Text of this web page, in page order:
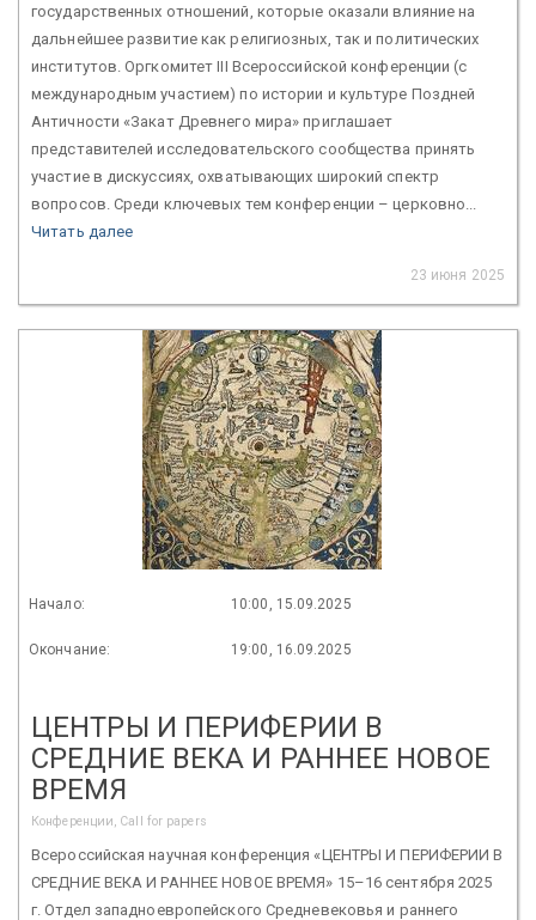
государственных отношений, которые оказали влияние на
дальнейшее развитие как религиозных, так и политических
институтов. Оргкомитет III Всероссийской конференции (с
международным участием) по истории и культуре Поздней
Античности «Закат Древнего мира» приглашает
представителей исследовательского сообщества принять
участие в дискуссиях, охватывающих широкий спектр
вопросов. Среди ключевых тем конференции – церковно...
Читать далее
23 июня 2025
Начало: 10:00, 15.09.2025
Окончание: 19:00, 16.09.2025
ЦЕНТРЫ И ПЕРИФЕРИИ В
СРЕДНИЕ ВЕКА И РАННЕЕ НОВОЕ
ВРЕМЯ
Конференции, Call for papers
Всероссийская научная конференция «ЦЕНТРЫ И ПЕРИФЕРИИ В
СРЕДНИЕ ВЕКА И РАННЕЕ НОВОЕ ВРЕМЯ» 15–16 сентября 2025
г. Отдел западноевропейского Средневековья и раннего